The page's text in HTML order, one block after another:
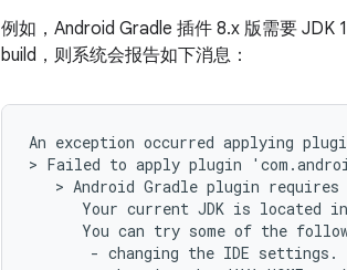
例如，Android Gradle 插件 8.x 版需要 JDK
build，则系统会报告如下消息：
An exception occurred applying
> Failed to apply plugin
> Android Gradle plugin
Your current JDK is located
You can try some of the
       - changing the IDE settings.